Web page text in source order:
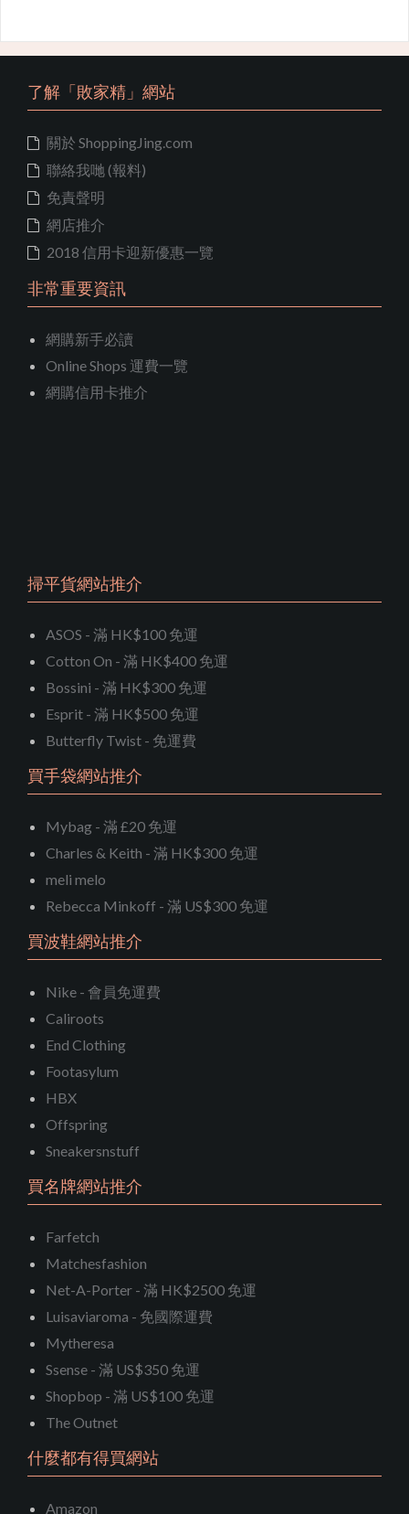
了解「敗家精」網站
關於 ShoppingJing.com
聯絡我哋 (報料)
免責聲明
網店推介
2018 信用卡迎新優惠一覽
非常重要資訊
網購新手必讀
Online Shops 運費一覽
網購信用卡推介
掃平貨網站推介
ASOS - 滿 HK$100 免運
Cotton On - 滿 HK$400 免運
Bossini - 滿 HK$300 免運
Esprit - 滿 HK$500 免運
Butterfly Twist - 免運費
買手袋網站推介
Mybag - 滿 £20 免運
Charles & Keith - 滿 HK$300 免運
meli melo
Rebecca Minkoff - 滿 US$300 免運
買波鞋網站推介
Nike - 會員免運費
Caliroots
End Clothing
Footasylum
HBX
Offspring
Sneakersnstuff
買名牌網站推介
Farfetch
Matchesfashion
Net-A-Porter - 滿 HK$2500 免運
Luisaviaroma - 免國際運費
Mytheresa
Ssense - 滿 US$350 免運
Shopbop - 滿 US$100 免運
The Outnet
什麼都有得買網站
Amazon